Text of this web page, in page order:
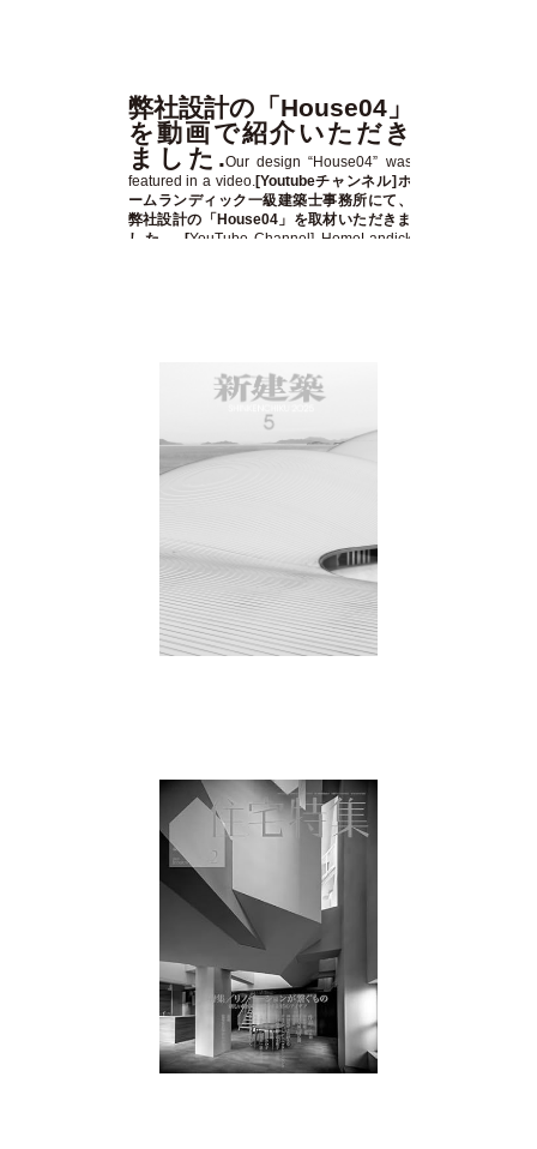
弊社設計の「House04」
を動画で紹介いただき
ました.Our design “House04” was
featured in a video. [Youtubeチャンネル]ホ
ームランディック一級建築士事務所にて、
弊社設計の「House04」を取材いただきま
した。 [YouTube Channel] HomeLandick
一級建築士事務所